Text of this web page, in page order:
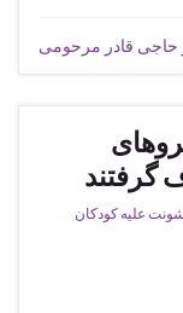
حاجی قادر مرحومی
علیه کودکان